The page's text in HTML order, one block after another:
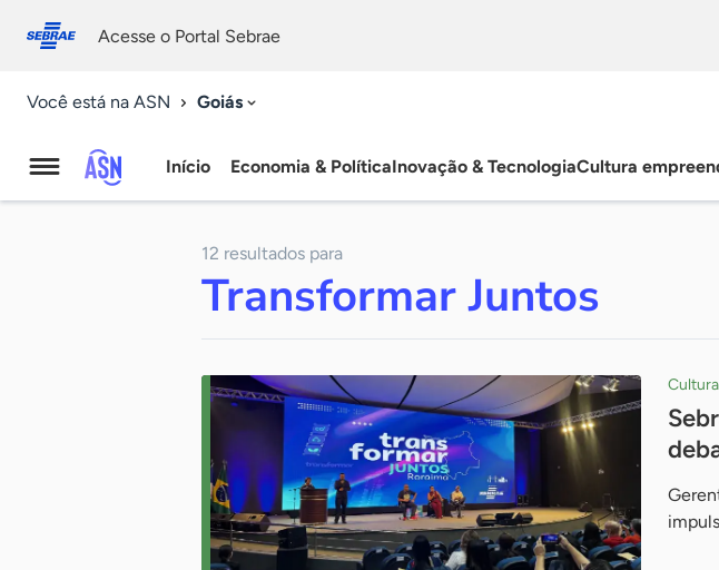
conosco
Acesse o Portal Sebrae
Você está na ASN Goiás
Agência
Notícias
Início Economia & PolíticaInovação & TecnologiaCultura
12 resultados para
Transformar Juntos